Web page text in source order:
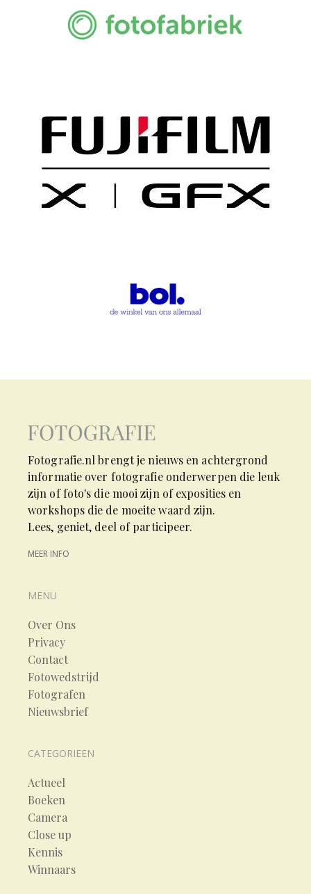
Fotografie.nl brengt je nieuws en achtergrond
informatie over fotografie onderwerpen die leuk
zijn of foto's die mooi zijn of exposities en
workshops die de moeite waard zijn.
Lees, geniet, deel of participeer.
MEER INFO
MENU
Over Ons
Privacy
Contact
Fotowedstrijd
Fotografen
Nieuwsbrief
CATEGORIEEN
Actueel
Boeken
Camera
Close up
Kennis
Winnaars